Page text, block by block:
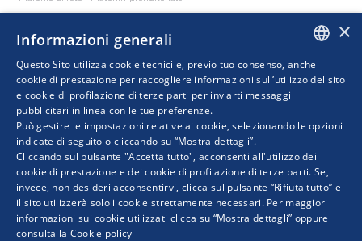
rete di imprese reti reti d'impresa
reti di impresa reti di imprese
retidimpresa retimpresa rock2025
ITALIAN
×
Informazioni generali
Questo Sito utilizza cookie tecnici e, previo tuo consenso, anche
cookie di prestazione per raccogliere informazioni sull’utilizzo del sito
e cookie di profilazione di terze parti per inviarti messaggi
pubblicitari in linea con le tue preferenze.
Può gestire le impostazioni relative ai cookie, selezionando le opzioni
indicate di seguito o cliccando su “Mostra dettagli”.
Cliccando sul pulsante "Accetta tutto", acconsenti all'utilizzo dei
cookie di prestazione e dei cookie di profilazione di terze parti. Se,
invece, non desideri acconsentirvi, clicca sul pulsante “Rifiuta tutto” e
il sito utilizzerà solo i cookie strettamente necessari. Per maggiori
informazioni sui cookie utilizzati clicca su “Mostra dettagli” oppure
consulta la Cookie policy